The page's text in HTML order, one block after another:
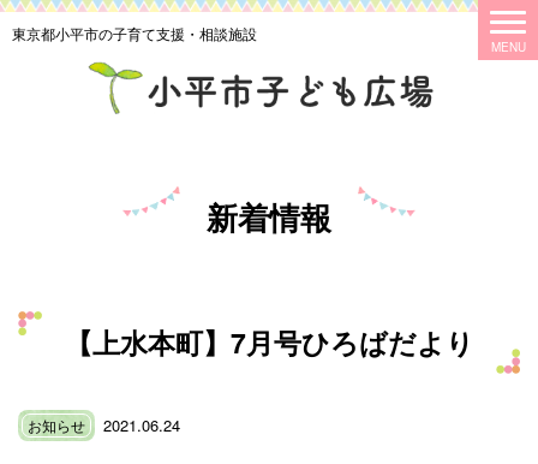
東京都小平市の子育て支援・相談施設
新着情報
【上水本町】7月号ひろばだより
お知らせ 2021.06.24